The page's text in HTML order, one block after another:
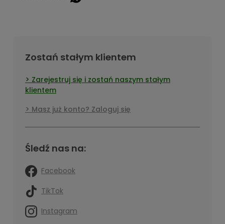
Zostań stałym klientem
Zarejestruj się i zostań naszym stałym
klientem
Masz już konto? Zaloguj się
Śledź nas na:
Facebook
TikTok
Instagram